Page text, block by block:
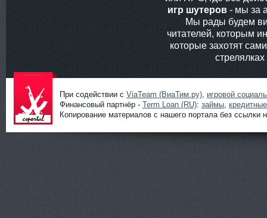
игр шутеров- мы за
Мы рады будем
читателей, которым
которые захотят
Шутеры
онлайн от
ShootGame:
новости,
статьи,
обзоры и
прохождени
я игр
При содействии с ViaTeam (ВиаТим.ру) игровой
Финансовый партнёр - Term Loan (RU): займы
Копирование материалов с нашего портала без ссылки